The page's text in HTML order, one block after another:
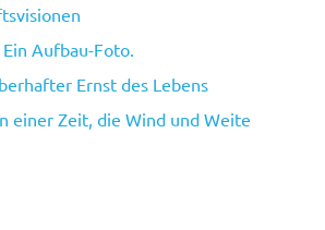
Aufbau-Foto.
Ernst des Lebens
einer Zeit, die Wind und Weite